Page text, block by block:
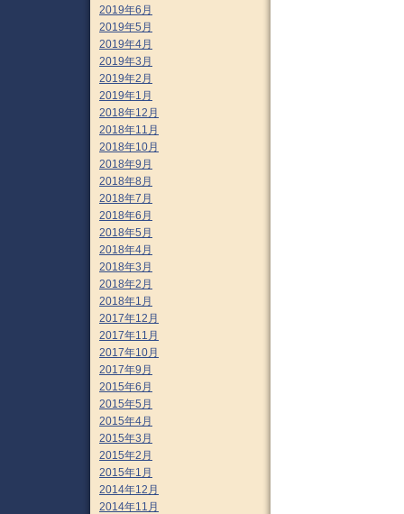
2019年6月
2019年5月
2019年4月
2019年3月
2019年2月
2019年1月
2018年12月
2018年11月
2018年10月
2018年9月
2018年8月
2018年7月
2018年6月
2018年5月
2018年4月
2018年3月
2018年2月
2018年1月
2017年12月
2017年11月
2017年10月
2017年9月
2015年6月
2015年5月
2015年4月
2015年3月
2015年2月
2015年1月
2014年12月
2014年11月